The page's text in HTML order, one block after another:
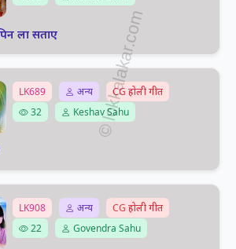
ला सताए
LK689 अन्य
CG होली गीत
32
Keshav Sahu
LK908 अन्य
CG होली गीत
22
Govendra Sahu